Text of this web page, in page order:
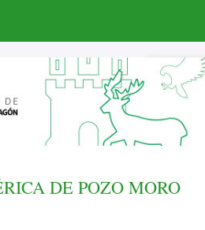
DE POZO MORO